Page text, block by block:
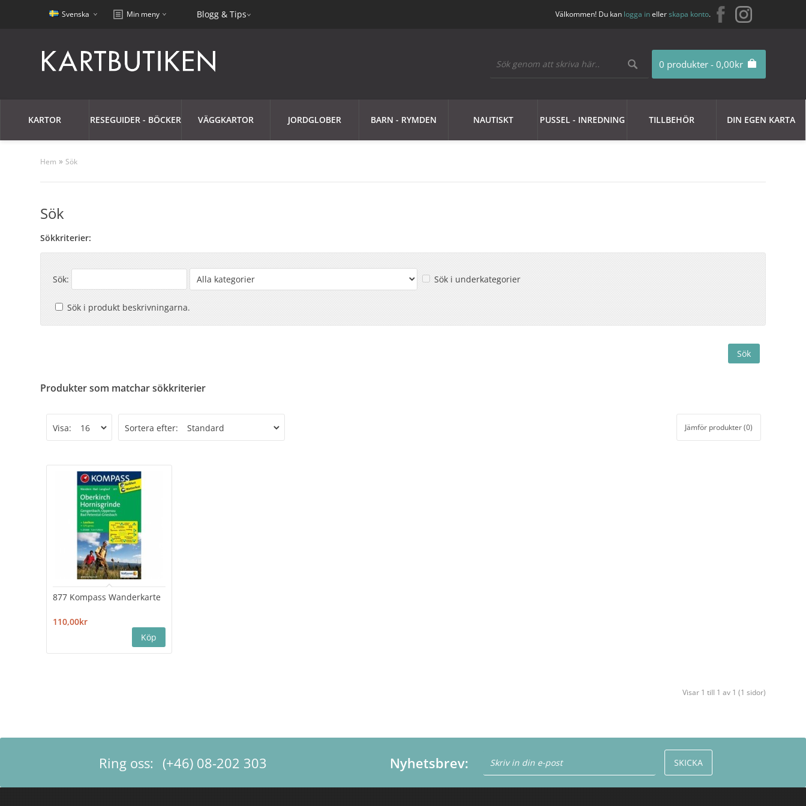
Svenska Min meny Blogg & Tips Välkommen! Du kan logga inellerskapa konto.
0 produkter - 0,00kr
KARTOR RESEGUIDER - BÖCKER VÄGGKARTOR JORDGLOBER BARN - RYMDEN NAUTISKT PUSSEL - INREDNING TILLBEHÖR DIN EGEN KARTA
Hem » Sök
Sök
Sökkriterier:
Sök: Sök i underkategorier
Sök i produkt beskrivningarna.
Produkter som matchar sökkriterier
Jämför produkter (0)
Visa: Sortera efter:
877 Kompass Wanderkarte
110,00kr
Visar 1 till 1 av 1 (1 sidor)
Ring oss: (+46) 08-202 303 Nyhetsbrev: